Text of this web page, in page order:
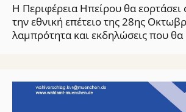
Η Περιφέρεια Ηπείρου θα εορτάσει
την εθνική επέτειο της 28ης
λαμπρότητα και εκδηλώσεις που